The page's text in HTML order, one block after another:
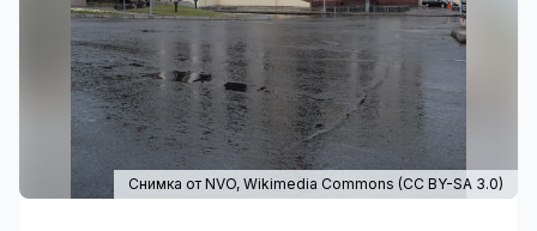
Снимка от NVO, Wikimedia Commons (CC BY-SA 3.0)